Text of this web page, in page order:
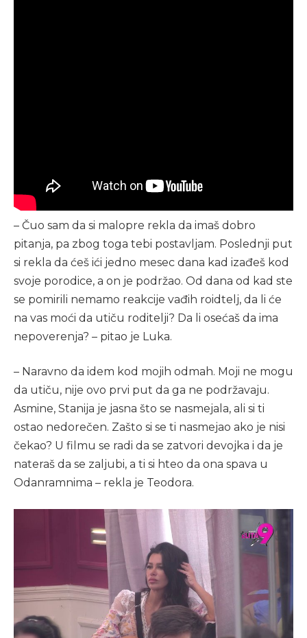
– Čuo sam da si malopre rekla da imaš dobro
pitanja, pa zbog toga tebi postavljam. Poslednji put
si rekla da ćeš ići jedno mesec dana kad izađeš kod
svoje porodice, a on je podržao. Od dana od kad ste
se pomirili nemamo reakcije vađih roidtelj, da li će
na vas moći da utiču roditelji? Da li osećaš da ima
nepoverenja? – pitao je Luka.
– Naravno da idem kod mojih odmah. Moji ne mogu
da utiču, nije ovo prvi put da ga ne podržavaju.
Asmine, Stanija je jasna što se nasmejala, ali si ti
ostao nedorečen. Zašto si se ti nasmejao ako je nisi
čekao? U filmu se radi da se zatvori devojka i da je
nateraš da se zaljubi, a ti si hteo da ona spava u
Odanramnima – rekla je Teodora.